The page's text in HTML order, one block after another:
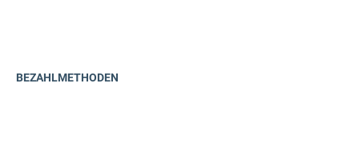
BEZAHLMETHODEN